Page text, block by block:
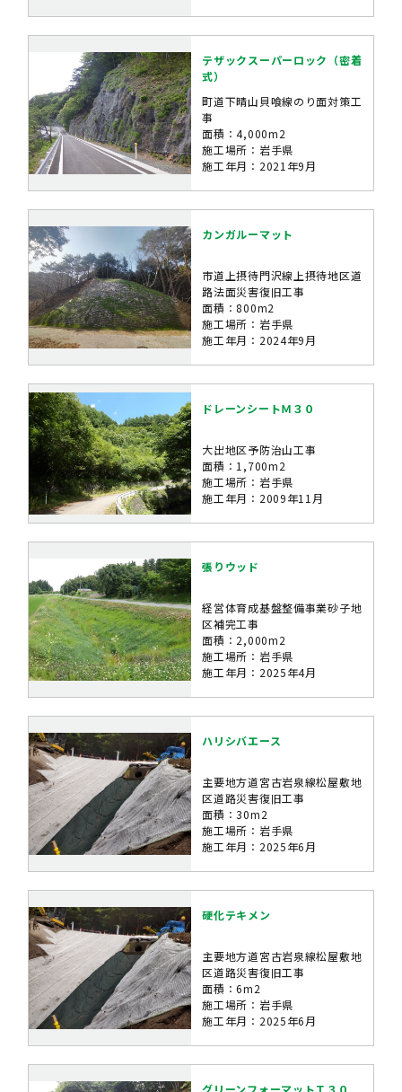
テザックスーパーロック（密着
式）
町道下晴山貝喰線のり面対策工
事
面積：4,000m2
施工場所：岩手県
施工年月：2021年9月
カンガルーマット
市道上摂待門沢線上摂待地区道
路法面災害復旧工事
面積：800m2
施工場所：岩手県
施工年月：2024年9月
ドレーンシートＭ３０
大出地区予防治山工事
面積：1,700m2
施工場所：岩手県
施工年月：2009年11月
張りウッド
経営体育成基盤整備事業砂子地
区補完工事
面積：2,000m2
施工場所：岩手県
施工年月：2025年4月
ハリシバエース
主要地方道宮古岩泉線松屋敷地
区道路災害復旧工事
面積：30m2
施工場所：岩手県
施工年月：2025年6月
硬化テキメン
主要地方道宮古岩泉線松屋敷地
区道路災害復旧工事
面積：6m2
施工場所：岩手県
施工年月：2025年6月
グリーンフォーマットＴ３０